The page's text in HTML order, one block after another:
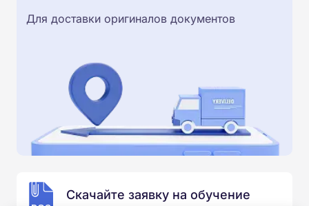
Для доставки оригиналов документов
Скачайте заявку на обучение